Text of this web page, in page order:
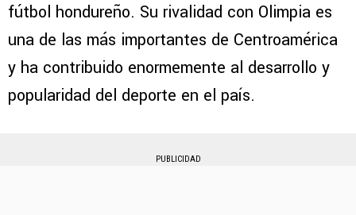
fútbol hondureño. Su rivalidad con Olimpia es
una de las más importantes de Centroamérica
y ha contribuido enormemente al desarrollo y
popularidad del deporte en el país.
PUBLICIDAD